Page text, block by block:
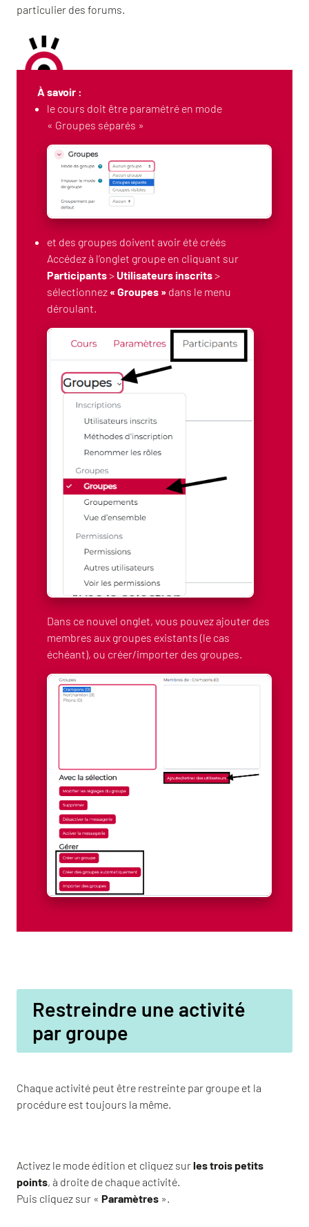
particulier des forums.
À savoir :
le cours doit être paramétré en mode
« Groupes séparés »
et des groupes doivent avoir été créés
Accédez à l’onglet groupe en cliquant sur
Participants>Utilisateurs inscrits>
sélectionnez « Groupes » dans le menu
déroulant.
Dans ce nouvel onglet, vous pouvez ajouter des
membres aux groupes existants (le cas
échéant), ou créer/importer des groupes.
Restreindre une activité
par groupe
Chaque activité peut être restreinte par groupe et la
procédure est toujours la même.
Activez le mode édition et cliquez surles trois petits
points, à droite de chaque activité.
Puis cliquez sur « Paramètres ».